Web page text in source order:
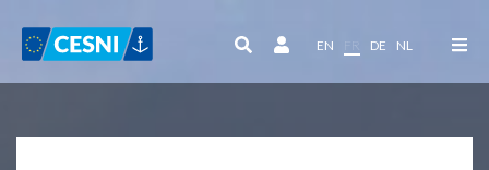
EN FR DE NL